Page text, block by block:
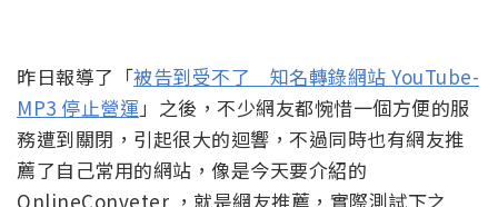
昨日報導了「被告到受不了 知名轉錄網站 YouTube-
MP3 停止營運」之後，不少網友都惋惜一個方便的服
務遭到關閉，引起很大的迴響，不過同時也有網友推
薦了自己常用的網站，像是今天要介紹的
OnlineConveter ，就是網友推薦，實際測試下之